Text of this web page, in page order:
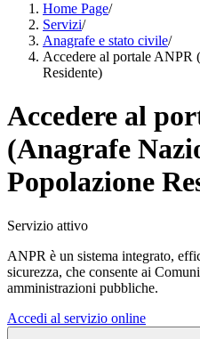
Home Page/
Servizi/
Anagrafe e stato civile/
Accedere al portale ANPR
Residente)
Accedere al
(Anagrafe
Popolazione
Servizio attivo
ANPR è un sistema integrato,
sicurezza, che consente ai
amministrazioni pubbliche.
Accedi al servizio online